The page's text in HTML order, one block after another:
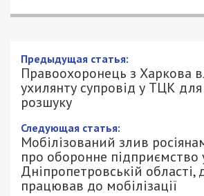
Предыдущая статья:
Правоохоронець з Харкова
ухилянту супровід у ТЦК для
розшуку
Следующая статья:
Мобілізований злив
про оборонне підприємство
Дніпропетровській області,
працював до мобілізації